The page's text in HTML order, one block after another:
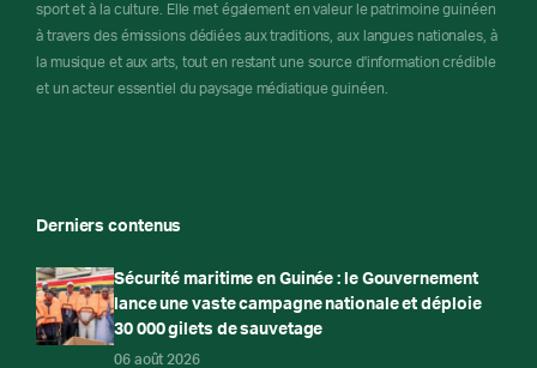
sport et à la culture. Elle met également en valeur le patrimoine guinéen
à travers des émissions dédiées aux traditions, aux langues nationales, à
la musique et aux arts, tout en restant une source d'information crédible
et un acteur essentiel du paysage médiatique guinéen.
Derniers contenus
Sécurité maritime en Guinée : le Gouvernement
lance une vaste campagne nationale et déploie
30 000 gilets de sauvetage
06 août 2026